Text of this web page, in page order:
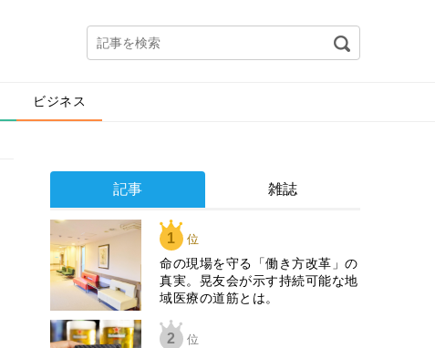
ビジネス
記事 雑誌
1 位
​命の現場を守る「働き方改革」の
真実。晃友会が示す持続可能な地
域医療の道筋とは。
2 位